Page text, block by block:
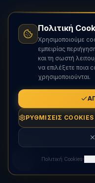
Πολιτική
Χρησιμοποιούμε
εμπειρίας
και τη σωστή
να επιλέξετε ποια
χρησιμοποιούνται.
ΡΥΘΜΊΣΕΙΣ COOKIES
Πολιτική Cookies·